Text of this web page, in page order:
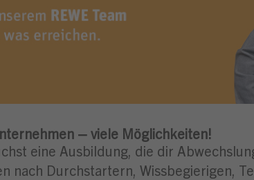
– viele Möglichkeiten!
eine Ausbildung, die dir
nach Durchstartern, Wissbegierigen,